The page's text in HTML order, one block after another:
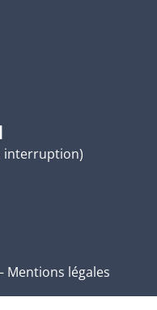
interruption)
Mentions légales